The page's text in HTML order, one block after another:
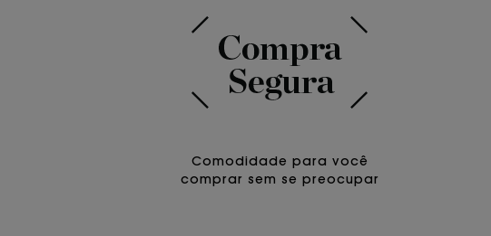
Comodidade para você
comprar sem se preocupar